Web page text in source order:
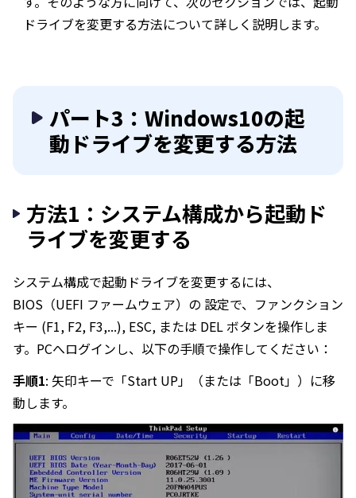
ドライブを変更する方法について詳しく説明します。
パート3：Windows10の起
動ドライブを変更する方法
方法1：システム構成から起動ド
ライブを変更する
システム構成で起動ドライブを変更するには、
BIOS（UEFI ファームウェア）の 設定で、ファンクション
キー (F1, F2, F3,...), ESC, または DEL ボタンを操作しま
す。PCへログインし、以下の手順で操作してください：
手順1: 矢印キーで「Start UP」（または「Boot」）に移
動します。